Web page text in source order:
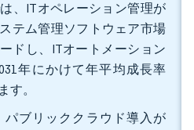
、ITオペレーション管理が
テム管理ソフトウェア市場
ドし、ITオートメーション
年にかけて年平均成長率
す。
ブリッククラウド導入が